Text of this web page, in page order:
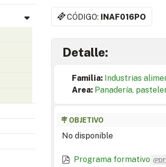
CÓDIGO: INAF016PO
Detalle:
Familia: Industrias
Area: Panadería,
OBJETIVO
No disponible
Programa formativo (PDF